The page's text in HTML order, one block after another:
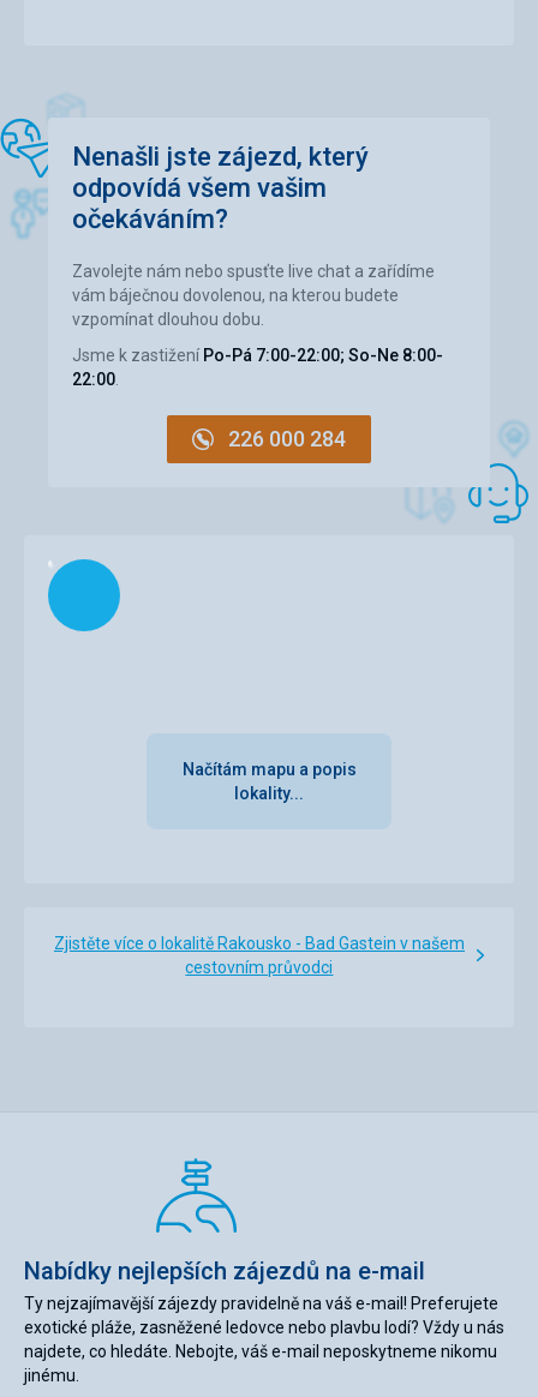
Nenašli jste zájezd, který
odpovídá všem vašim
očekáváním?
Zavolejte nám nebo spusťte live chat a zařídíme
vám báječnou dovolenou, na kterou budete
vzpomínat dlouhou dobu.
Jsme k zastižení Po-Pá 7:00-22:00; So-Ne 8:00-
22:00
226 000 284
Načítám
Načítám mapu a popis
lokality...
Zjistěte více o lokalitě Rakousko - Bad Gastein v našem
cestovním průvodci
Nabídky nejlepších zájezdů na e-mail
Ty nejzajímavější zájezdy pravidelně na váš e-mail! Preferujete
exotické pláže, zasněžené ledovce nebo plavbu lodí? Vždy u nás
najdete, co hledáte. Nebojte, váš e-mail neposkytneme nikomu
jinému.